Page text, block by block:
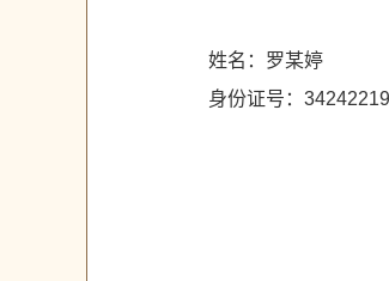
姓名：罗某婷
身份证号：